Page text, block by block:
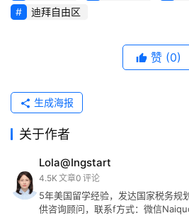
迪拜自由区
赞 (0)
生成海报
关于作者
Lola@Ingstart
4.5K 文章0 评论
5年美国留学经验，发达国家税务规
供咨询顾问，联系f方式：微信